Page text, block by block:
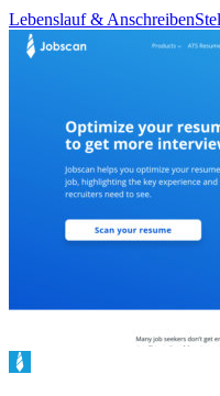
Lebenslauf & Anschreiben